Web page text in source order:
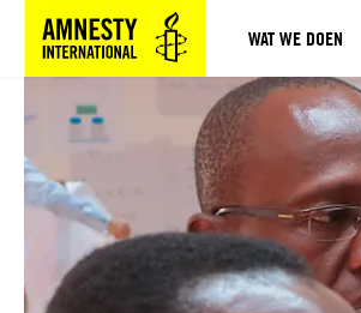
Sla navigatie over
WAT WE DOEN